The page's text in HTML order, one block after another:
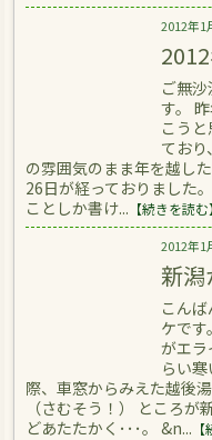
2012年1
ご無
す。
こう
てお
の雰囲気のまま年を越し
26日が経っておりました
ことしか書け... 【続きを読む】
2012年1
新潟
こん
ケで
がエラ
らい
際、車窓からみえた越後
（さむそう！） ところ
どあたたかく･･･。 &n...